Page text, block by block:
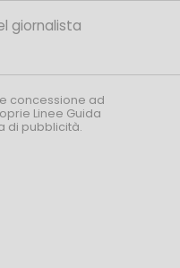
giornalista
concessione ad
Linee Guida
di pubblicità.